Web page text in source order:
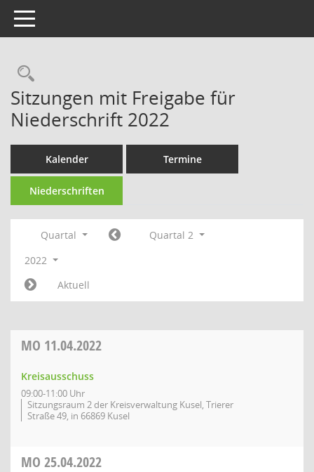
Toggle navigation
Rechercheauswahl
Sitzungen mit Freigabe für
Niederschrift 2022
Kalender Termine
Niederschriften
Quartal
Quartal 2
2022
Aktuell
MO 11.04.2022
Kreisausschuss
09:00-11:00 Uhr
Sitzungsraum 2 der Kreisverwaltung Kusel, Trierer
Straße 49, in 66869 Kusel
MO 25.04.2022